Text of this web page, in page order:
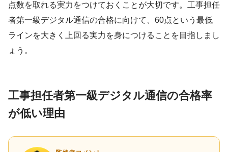
点数を取れる実力をつけておくことが大切です。工事担任
者第一級デジタル通信の合格に向けて、60点という最低
ラインを大きく上回る実力を身につけることを目指しまし
ょう。
工事担任者第一級デジタル通信の合格率
が低い理由